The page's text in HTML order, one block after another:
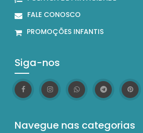
FALE CONOSCO
PROMOÇÕES INFANTIS
Siga-nos
Navegue nas categorias